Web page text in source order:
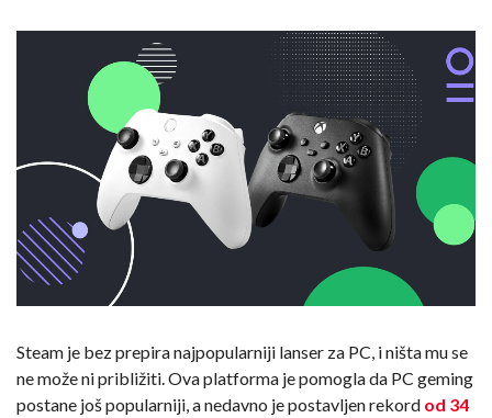
Steam je bez prepira najpopularniji lanser za PC, i ništa mu se
ne može ni približiti. Ova platforma je pomogla da PC geming
postane još popularniji, a nedavno je postavljen rekord od 34